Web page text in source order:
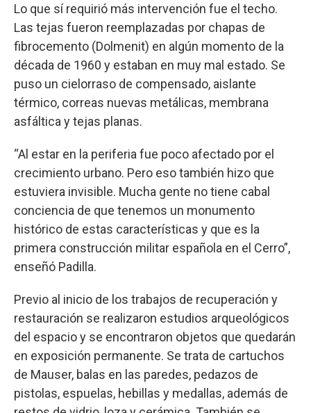
Lo que sí requirió más intervención fue el techo.
Las tejas fueron reemplazadas por chapas de
fibrocemento (Dolmenit) en algún momento de la
década de 1960 y estaban en muy mal estado. Se
puso un cielorraso de compensado, aislante
térmico, correas nuevas metálicas, membrana
asfáltica y tejas planas.
“Al estar en la periferia fue poco afectado por el
crecimiento urbano. Pero eso también hizo que
estuviera invisible. Mucha gente no tiene cabal
conciencia de que tenemos un monumento
histórico de estas características y que es la
primera construcción militar española en el Cerro”,
enseñó Padilla.
Previo al inicio de los trabajos de recuperación y
restauración se realizaron estudios arqueológicos
del espacio y se encontraron objetos que quedarán
en exposición permanente. Se trata de cartuchos
de Mauser, balas en las paredes, pedazos de
pistolas, espuelas, hebillas y medallas, además de